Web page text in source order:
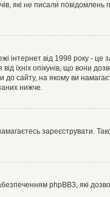
які не писали
від 1998 року -
їхніх опікунів, що вони
сайту, на якому ви
нижче.
зареєструвати.
phpBB3, які